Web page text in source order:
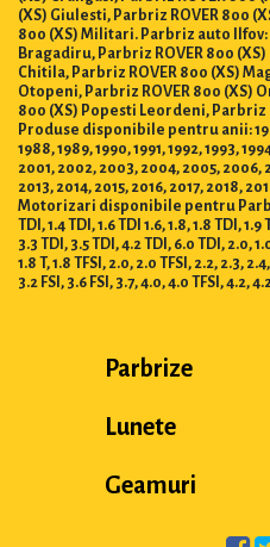
(XS) Giulesti, Parbriz ROVER 800
800 (XS) Militari. Parbriz auto Ilfov:
Bragadiru, Parbriz ROVER 800
Chitila, Parbriz ROVER 800 (XS)
Otopeni, Parbriz ROVER 800 (XS)
800 (XS) Popesti Leordeni, Parbriz
Produse disponibile pentru anii:
1988, 1989, 1990, 1991, 1992, 1993,
2001, 2002, 2003, 2004, 2005, 2006,
2013, 2014, 2015, 2016, 2017, 2018,
Motorizari disponibile pentru
TDI, 1.4 TDI, 1.6 TDI 1.6, 1.8, 1.8 TDI,
3.3 TDI, 3.5 TDI, 4.2 TDI, 6.0 TDI, 2.0,
1.8 T, 1.8 TFSI, 2.0, 2.0 TFSI, 2.2, 2.3,
3.2 FSI, 3.6 FSI, 3.7, 4.0, 4.0 TFSI, 4.2,
Parbrize
Lunete
Geamuri